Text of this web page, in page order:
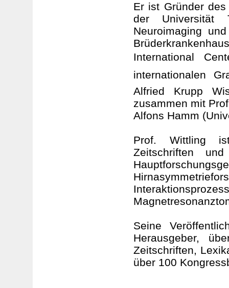
Er ist Gründer
der Universität
Neuroimaging
International
internationalen
Alfried Krupp
zusammen mit
Alfons Hamm
Prof. Wittling
Zeitschriften
Seine
Herausgeber,
Zeitschriften,
über 100